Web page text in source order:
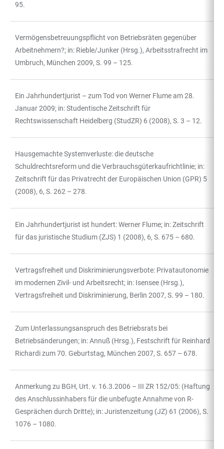
95.
Vermögensbetreuungspflicht von Betriebsräten gegenüber
Arbeitnehmern?; in: Rieble/Junker (Hrsg.), Arbeitsstrafrecht im
Umbruch, München 2009, S. 99 – 125.
Ein Jahrhundertjurist – zum Tod von Werner Flume am 28.
Januar 2009; in: Studentische Zeitschrift für
Rechtswissenschaft Heidelberg (StudZR) 6 (2008), S. 3 – 12.
Hausgemachte Systemverluste: die deutsche
Schuldrechtsreform und die Verbrauchsgüterkaufrichtlinie; in:
Zeitschrift für das Privatrecht der Europäischen Union (GPR) 5
(2008), 6, S. 262 – 278.
Ein Jahrhundertjurist ist hundert: Werner Flume; in: Zeitschrift
für das juristische Studium (ZJS) 1 (2008), 6, S. 675 – 680.
Vertragsfreiheit und Diskriminierungsverbote: Privatautonomie
im modernen Zivil- und Arbeitsrecht; in: Isensee (Hrsg.),
Vertragsfreiheit und Diskriminierung, Berlin 2007, S. 99 – 180.
Zum Unterlassungsanspruch des Betriebsrats bei
Betriebsänderungen; in: Annuß (Hrsg.), Festschrift für Reinhard
Richardi zum 70. Geburtstag, München 2007, S. 657 – 678.
Anmerkung zu BGH, Urt. v. 16.3.2006 – III ZR 152/05: (Haftung
des Anschlussinhabers für die unbefugte Annahme von R-
Gesprächen durch Dritte); in: Juristenzeitung (JZ) 61 (2006), S.
1076 – 1080.